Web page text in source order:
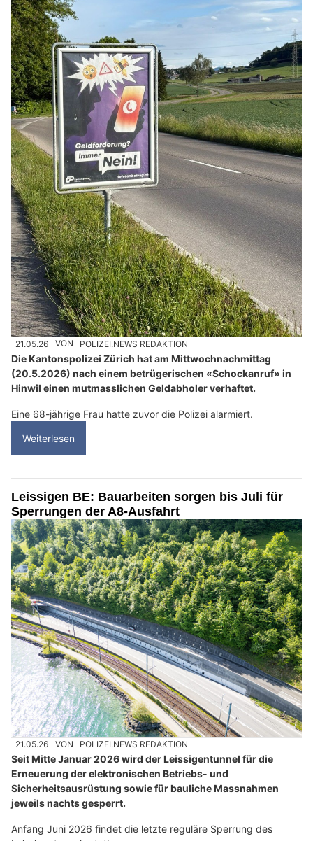
21.05.26 VON POLIZEI.NEWS REDAKTION
Die Kantonspolizei Zürich hat am Mittwochnachmittag
(20.5.2026) nach einem betrügerischen «Schockanruf» in
Hinwil einen mutmasslichen Geldabholer verhaftet.
Eine 68-jährige Frau hatte zuvor die Polizei alarmiert.
Weiterlesen
Leissigen BE: Bauarbeiten sorgen bis Juli für
Sperrungen der A8-Ausfahrt
21.05.26 VON POLIZEI.NEWS REDAKTION
Seit Mitte Januar 2026 wird der Leissigentunnel für die
Erneuerung der elektronischen Betriebs- und
Sicherheitsausrüstung sowie für bauliche Massnahmen
jeweils nachts gesperrt.
Anfang Juni 2026 findet die letzte reguläre Sperrung des